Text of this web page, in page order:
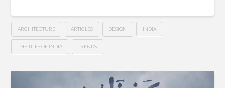
ARCHITECTURE ARTICLES DESIGN INDIA
THE TILES OF INDIA TRENDS